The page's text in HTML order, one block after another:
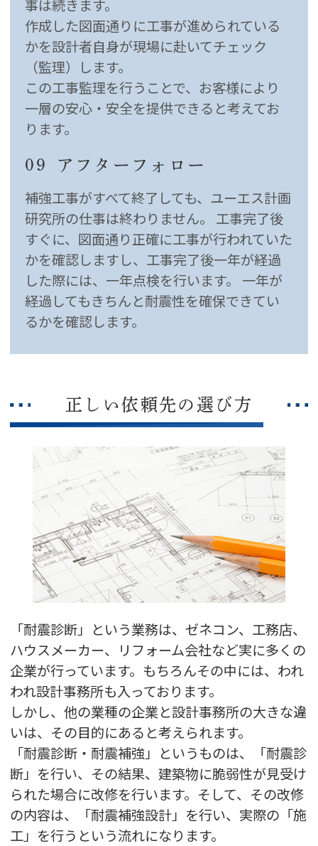
事は続きます。
作成した図面通りに工事が進められている
かを設計者自身が現場に赴いてチェック
（監理）します。
この工事監理を行うことで、お客様により
一層の安心・安全を提供できると考えてお
ります。
09 アフターフォロー
補強工事がすべて終了しても、ユーエス計画
研究所の仕事は終わりません。 工事完了後
すぐに、図面通り正確に工事が行われていた
かを確認しますし、工事完了後一年が経過
した際には、一年点検を行います。 一年が
経過してもきちんと耐震性を確保できてい
るかを確認します。
正しい依頼先の選び方
「耐震診断」という業務は、ゼネコン、工務店、
ハウスメーカー、リフォーム会社など実に多くの
企業が行っています。もちろんその中には、われ
われ設計事務所も入っております。
しかし、他の業種の企業と設計事務所の大きな違
いは、その目的にあると考えられます。
「耐震診断・耐震補強」というものは、「耐震診
断」を行い、その結果、建築物に脆弱性が見受け
られた場合に改修を行います。そして、その改修
の内容は、「耐震補強設計」を行い、実際の「施
工」を行うという流れになります。